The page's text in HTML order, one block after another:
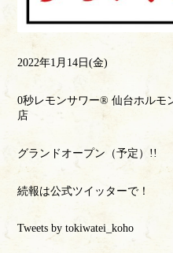
2022年1月14日(金)
0秒レモンサワー®️ 仙台ホルモ
店
グランドオープン（予定）!!
続報は公式ツイッターで！
Tweets by tokiwatei_koho